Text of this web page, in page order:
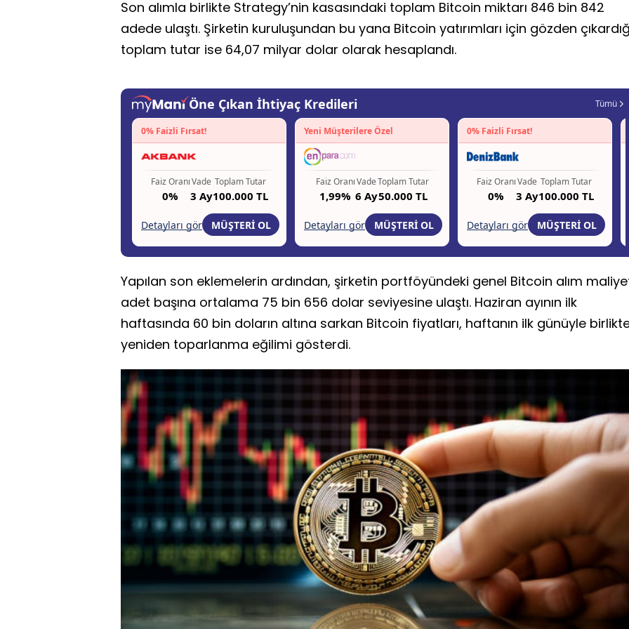
Son alımla birlikte Strategy’nin kasasındaki toplam Bitcoin miktarı 846 bin 842
adede ulaştı. Şirketin kuruluşundan bu yana Bitcoin yatırımları için gözden
toplam tutar ise 64,07 milyar dolar olarak hesaplandı.
Yapılan son eklemelerin ardından, şirketin portföyündeki genel Bitcoin alım
adet başına ortalama 75 bin 656 dolar seviyesine ulaştı. Haziran ayının ilk
haftasında 60 bin doların altına sarkan Bitcoin fiyatları, haftanın ilk günüyle
yeniden toparlanma eğilimi gösterdi.